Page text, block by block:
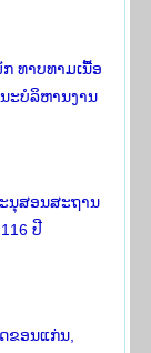
ທາບທາມເນື້ອ
ະບໍລິຫານງານ
ນຸສອນສະຖານ
ປີ
ຂອນແກ່ນ,